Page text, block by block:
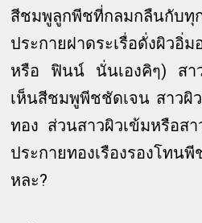
สีชมพูลูกพีชที่กลมกลืนกับ
ประกายฝาดระเรื่อดั่งผิว
หรือ ฟินน์ นั่นเองคิๆ) สา
เห็นสีชมพูพีชชัดเจน สาวผิ
ทอง ส่วนสาวผิวเข้มหรือส
ประกายทองเรืองรองโทน
หละ?